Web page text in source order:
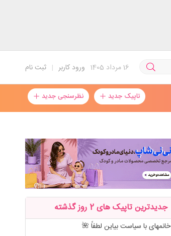
ثبت نام | ورود کاربر 16مرداد 1405
تاپیک جدید نظرسنجی جدید
جدیدترین تاپیک های 2 روز گذشته
خانمهای با سیاست بیاین لطفاً 🌺